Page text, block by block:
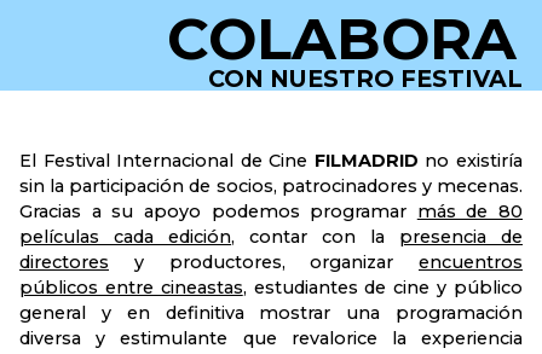
COLABORA
CON NUESTRO FESTIVAL
El Festival Internacional de Cine FILMADRID no existiría
sin la participación de socios, patrocinadores y mecenas.
Gracias a su apoyo podemos programar más de 80
películas cada edición, contar con la presencia de
directores y productores, organizar encuentros
públicos entre cineastas, estudiantes de cine y público
general y en definitiva mostrar una programación
diversa y estimulante que revalorice la experiencia